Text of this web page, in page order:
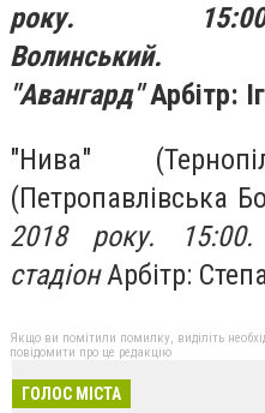
року.
"Авангард"Арбітр:
"Нива"
(Петропавлівська
2018 року. 15:00.
стадіонАрбітр:
Якщо ви помітили помилку, виділіть
повідомити про це редакцію
ГОЛОС МІСТА